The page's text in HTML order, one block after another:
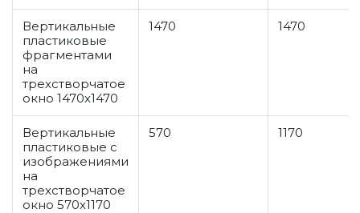
Вертикальные
пластиковые
фрагментами
на
трехстворчатое
окно 1470x1470
1470 1470
Вертикальные
пластиковые с
изображениями
на
трехстворчатое
окно 570x1170
570 1170